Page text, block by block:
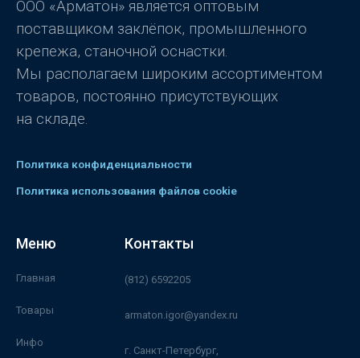
ООО «Арматон» является оптовым
поставщиком заклёпок, промышленного
крепежа, станочной оснастки.
Мы располагаем широким ассортиментом
товаров, постоянно присутствующих
на складе.
Политика конфиденциальности
Политика использования файлов cookie
Меню
Главная
Товары
Инфо
Контакты
(812) 6592205
armaton.igor@yandex.ru
г. Санкт-Петербург,